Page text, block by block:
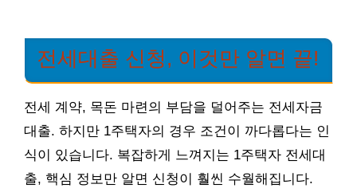
전세대출 신청, 이것만 알면 끝!
전세 계약, 목돈 마련의 부담을 덜어주는 전세자금
대출. 하지만 1주택자의 경우 조건이 까다롭다는 인
식이 있습니다. 복잡하게 느껴지는 1주택자 전세대
출, 핵심 정보만 알면 신청이 훨씬 수월해집니다.